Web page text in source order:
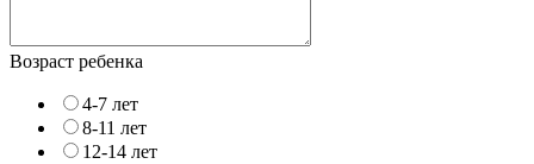
Возраст ребенка
4-7 лет
8-11 лет
12-14 лет